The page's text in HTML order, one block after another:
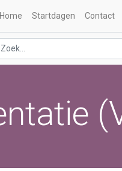
Home Startdagen Contact